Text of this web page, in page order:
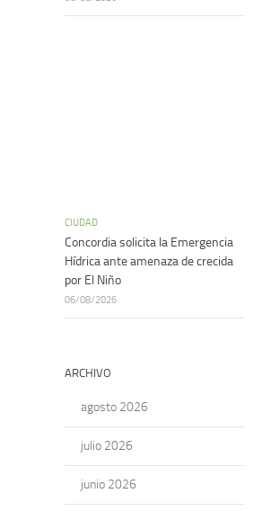
CIUDAD
Concordia solicita la Emergencia
Hídrica ante amenaza de crecida
por El Niño
06/08/2026
ARCHIVO
agosto 2026
julio 2026
junio 2026